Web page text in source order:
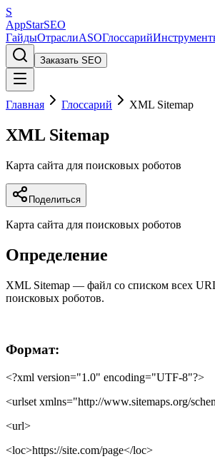
S
AppStarSEO
ГайдыОтраслиASOГлоссарий
Заказать SEO
Главная Глоссарий XML Sitemap
XML Sitemap
Карта сайта для поисковых роботов
Поделиться
Карта сайта для поисковых роботов
Определение
XML Sitemap — файл со списком всех
поисковых роботов.
Формат:
<?xml version="1.0" encoding="UTF-8"?>
<urlset xmlns="http://www.sitemaps.org/
<url>
<loc>https://site.com/page</loc>